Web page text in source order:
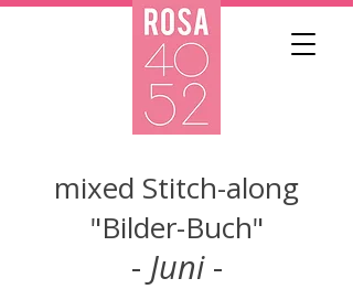
mixed Stitch-along
"Bilder-Buch"
- Juni -